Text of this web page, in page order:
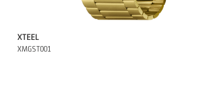
XTEEL
XMGST001